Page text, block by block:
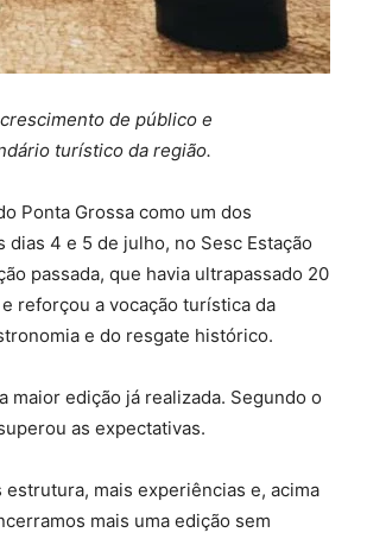
de público e
turístico da região.
Ponta Grossa como um dos
4 e 5 de julho, no Sesc Estação
passada, que havia ultrapassado 20
reforçou a vocação turística da
e do resgate histórico.
maior edição já realizada. Segundo o
as expectativas.
mais experiências e, acima
mais uma edição sem